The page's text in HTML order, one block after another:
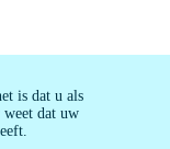
is dat u als
dat uw